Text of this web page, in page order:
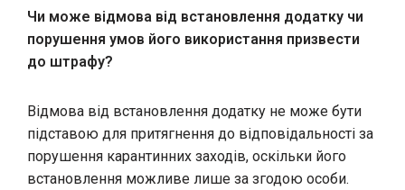
Чи може відмова від встановлення додатку чи
порушення умов його використання призвести
до штрафу?
Відмова від встановлення додатку не може бути
підставою для притягнення до відповідальності за
порушення карантинних заходів, оскільки його
встановлення можливе лише за згодою особи.